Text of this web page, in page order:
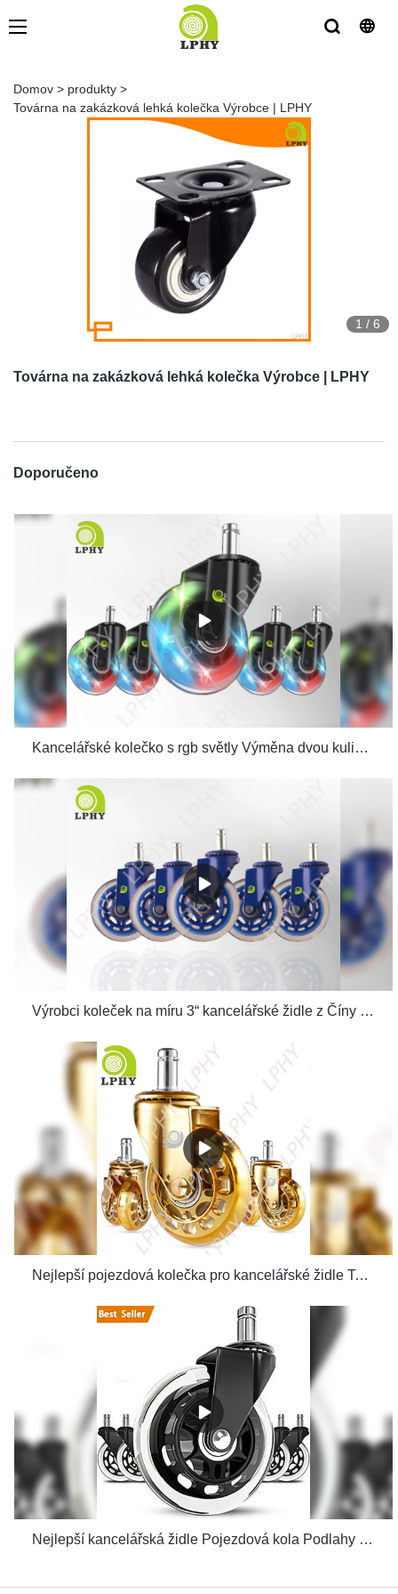
Domov > produkty >
Továrna na zakázková lehká kolečka Výrobce | LPHY
1 / 6
Továrna na zakázková lehká kolečka Výrobce | LPHY
Doporučeno
Kancelářské kolečko s rgb světly Výměna dvou kuličkových ložisek pro počítačovou herní židli se závitem výrobci odlitků na stopce
Výrobci koleček na míru 3“ kancelářské židle z Číny | LPHY
Nejlepší pojezdová kolečka pro kancelářské židle Tovární cena – Dodavatel LPHY& výrobci | Dodavatel LPHY& výrobci | LPHY
Nejlepší kancelářská židle Pojezdová kola Podlahy včetně tvrdého dřeva Perfektní výměna Bezpečné pro vysoké zatížení za psací stůl Tovární cena